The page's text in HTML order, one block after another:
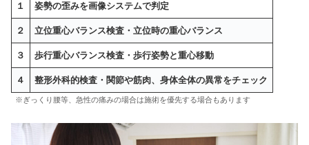
１ 姿勢の歪みを画像システムで判定
２ 立位重心バランス検査・立位時の重心バランス
３ 歩行重心バランス検査・歩行姿勢と重心移動
４ 整形外科的検査・関節や筋肉、身体全体の異常をチェック
※ぎっくり腰等、急性の痛みの場合は施術を優先する場合もあります